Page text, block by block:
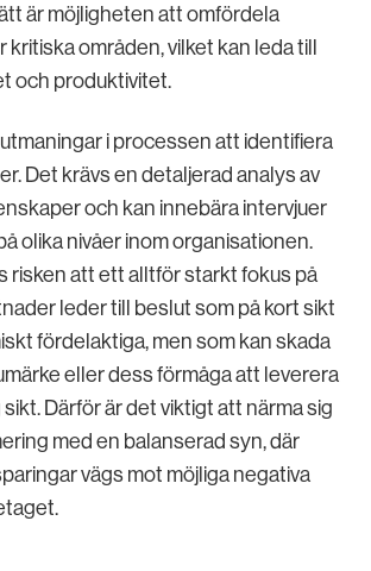
är möjligheten att omfördela
kritiska områden, vilket kan leda till
och produktivitet.
i processen att identifiera
Det krävs en detaljerad analys av
och kan innebära intervjuer
olika nivåer inom organisationen.
risken att ett alltför starkt fokus på
leder till beslut som på kort sikt
fördelaktiga, men som kan skada
eller dess förmåga att leverera
Därför är det viktigt att närma sig
med en balanserad syn, där
vägs mot möjliga negativa